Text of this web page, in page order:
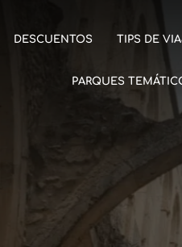
DESCUENTOS TIPS DE
PARQUES